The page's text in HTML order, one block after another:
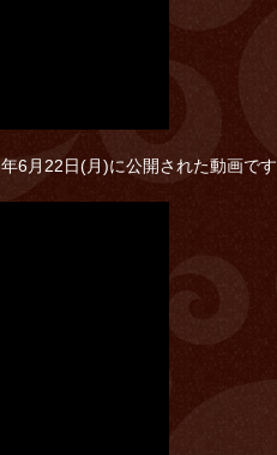
6月22日(月)に公開された動画です